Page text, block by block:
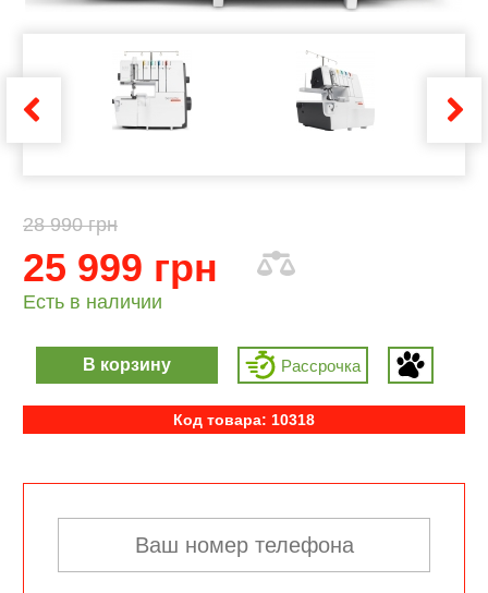
28 990 грн
25 999 грн
Есть в наличии
В корзину Рассрочка
Код товара: 10318